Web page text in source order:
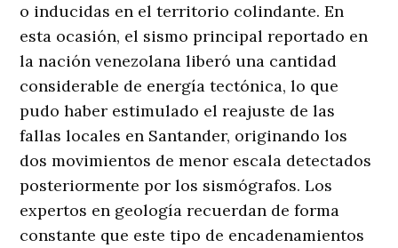
o inducidas en el territorio colindante. En
esta ocasión, el sismo principal reportado en
la nación venezolana liberó una cantidad
considerable de energía tectónica, lo que
pudo haber estimulado el reajuste de las
fallas locales en Santander, originando los
dos movimientos de menor escala detectados
posteriormente por los sismógrafos. Los
expertos en geología recuerdan de forma
constante que este tipo de encadenamientos